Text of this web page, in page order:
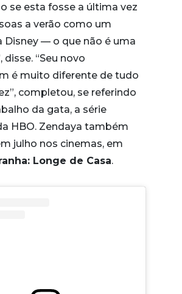
se esta fosse a última vez
a verão como um
Disney — o que não é uma
disse. “Seu novo
é muito diferente de tudo
completou, se referindo
da gata, a série
HBO. Zendaya também
julho nos cinemas, em
Longe de Casa.